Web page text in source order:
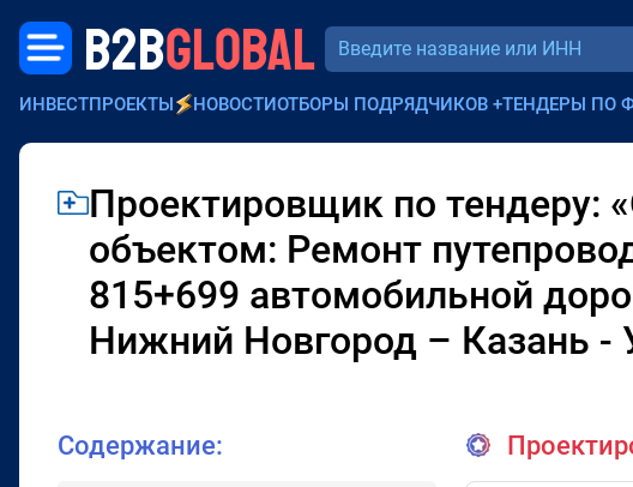
B2BGLOBAL
ИНВЕСТПРОЕКТЫ НОВОСТИОТБОРЫ ПОДРЯДЧИКОВ +ТЕНДЕРЫ ПО
Проектировщик по тендеру:
объектом: Ремонт
815+699 автомобильной
Нижний Новгород – Казань -
Содержание: